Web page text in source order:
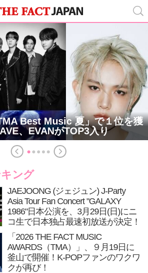
Best Music 夏」で１位を獲
、EVANがTOP3入り
ング
JAEJOONG (ジェジュン) J-Party
Asia Tour Fan Concert "GALAXY
1986"日本公演を、3月29日(日)にニ
コ生で日本独占最速初放送が決定！
「2026 THE FACT MUSIC
AWARDS（TMA）」、９月19日に
釜山で開催！K-POPファンのワクワ
クが再び！